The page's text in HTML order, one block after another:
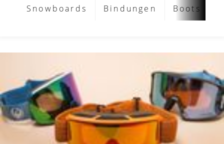
Snowboards Bindungen Boots